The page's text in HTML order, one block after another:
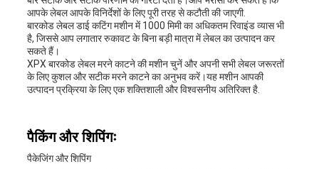
आपके लेबल आपके विनिर्देशों के लिए पूरी तरह से कटौती की जाएगी.
बारकोड लेबल डाई कटिंग मशीन में 1000 मिमी का अधिकतम रिवाइंड व्यास भी
है, जिससे आप लगातार रुकावट के बिना बड़ी मात्रा में लेबल का उत्पादन कर
सकते हैं।
XPX बारकोड लेबल मरने काटने की मशीन चुनें और अपनी सभी लेबल जरूरतों
के लिए कुशल और सटीक मरने काटने का अनुभव करें।यह मशीन आपकी
उत्पादन प्रक्रिया के लिए एक शक्तिशाली और विश्वसनीय अतिरिक्त है.
पैकिंग और शिपिंगः
पैकेजिंग और शिपिंग